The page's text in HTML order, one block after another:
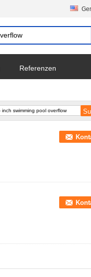
Referenzen